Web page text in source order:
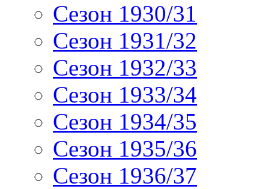
Сезон 1930/31
Сезон 1931/32
Сезон 1932/33
Сезон 1933/34
Сезон 1934/35
Сезон 1935/36
Сезон 1936/37